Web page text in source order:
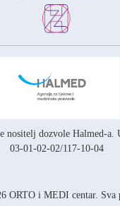
ORTO i MEDI centar. Sva
nositelj dozvole Halmed-a.
03-01-02-02/117-10-04